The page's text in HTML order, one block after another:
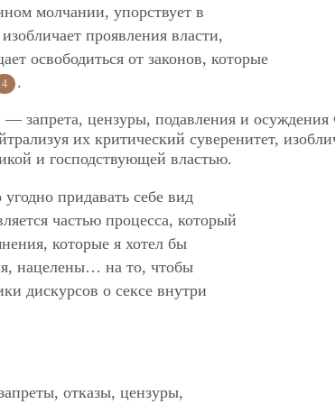
молчании, упорствует в
проявления власти,
освободиться от законов, которые
4 .
запрета, цензуры, подавления и
их критический суверенитет,
и господствующей властью.
придавать себе вид
частью процесса, который
которые я хотел бы
нацелены… на то, чтобы
дискурсов о сексе внутри
отказы, цензуры,